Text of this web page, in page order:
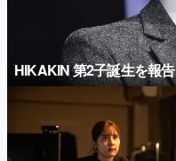
HIKAKIN 第2子誕生を報告